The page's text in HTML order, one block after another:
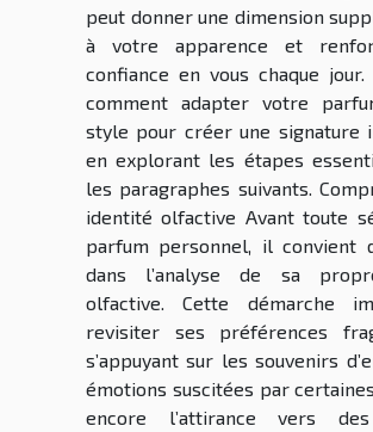
peut donner une dimension
à votre apparence et
confiance en vous chaque jour.
comment adapter votre
style pour créer une signature
en explorant les étapes
les paragraphes suivants.
identité olfactive Avant toute
parfum personnel, il convient
dans l’analyse de sa
olfactive. Cette démarche
revisiter ses préférences
s’appuyant sur les souvenirs
émotions suscitées par
encore l’attirance vers